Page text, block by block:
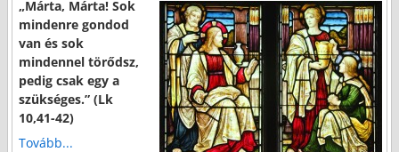
„Márta, Márta! Sok
mindenre gondod
van és sok
mindennel törődsz,
pedig csak egy a
szükséges.” (Lk
10,41-42)
Tovább...